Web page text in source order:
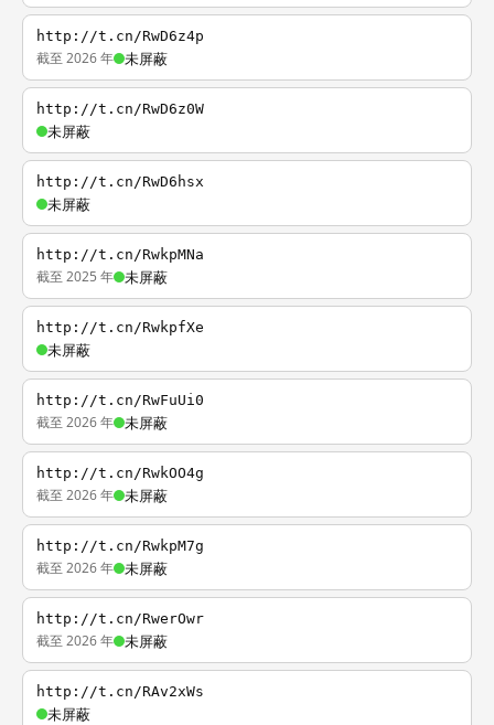
http://t.cn/RwD6z4p
截至 2026 年 未屏蔽
http://t.cn/RwD6z0W
未屏蔽
http://t.cn/RwD6hsx
未屏蔽
http://t.cn/RwkpMNa
截至 2025 年 未屏蔽
http://t.cn/RwkpfXe
未屏蔽
http://t.cn/RwFuUi0
截至 2026 年 未屏蔽
http://t.cn/RwkOO4g
截至 2026 年 未屏蔽
http://t.cn/RwkpM7g
截至 2026 年 未屏蔽
http://t.cn/RwerOwr
截至 2026 年 未屏蔽
http://t.cn/RAv2xWs
未屏蔽